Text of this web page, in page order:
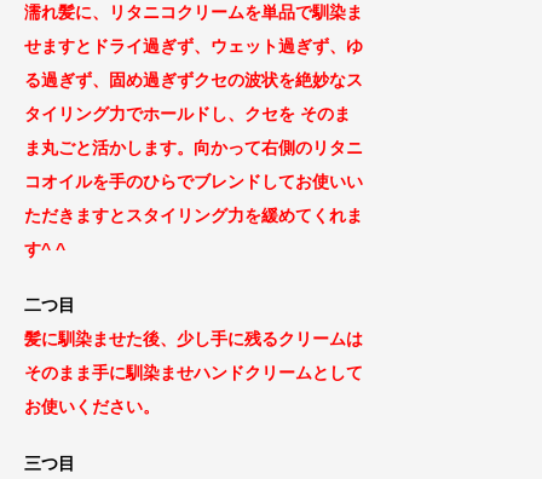
濡れ髪に、リタニコクリームを単品で馴染ま
せますとドライ過ぎず、ウェット過ぎず、ゆ
る過ぎず、固め過ぎずクセの波状を絶妙なス
タイリング力でホールドし、クセを そのま
ま丸ごと活かします。向かって右側のリタニ
コオイルを手のひらでブレンドしてお使いい
ただきますとスタイリング力を緩めてくれま
す^ ^
二つ目
髪に馴染ませた後、少し手に残るクリームは
そのまま手に馴染ませハンドクリームとして
お使いください。
三つ目